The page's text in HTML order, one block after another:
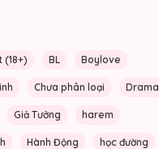
(18+) BL Boylove
Chưa phân loại Drama
Giả Tưởng harem
Hành Động học đường